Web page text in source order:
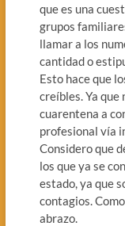
que es una
grupos
llamar a los
cantidad o
Esto hace que
creíbles. Ya que
cuarentena a
profesional vía
Considero que
los que ya se
estado, ya que
contagios.
abrazo.